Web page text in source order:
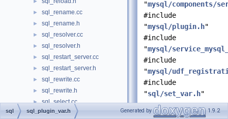
► sql_rename.cc
► sql_rename.h
► sql_resolver.cc
► sql_resolver.h
► sql_restart_server.cc
► sql_restart_server.h
► sql_rewrite.cc
► sql_rewrite.h
► sql_select.cc
► sql_select.h
"mysql/components/
#include
"mysql/plugin.h"
#include
"mysql/
#include
"mysql/
#include
"sql/set_var.h"
Go to the source code
sql sql_plugin_var.h Generated by 1.9.2